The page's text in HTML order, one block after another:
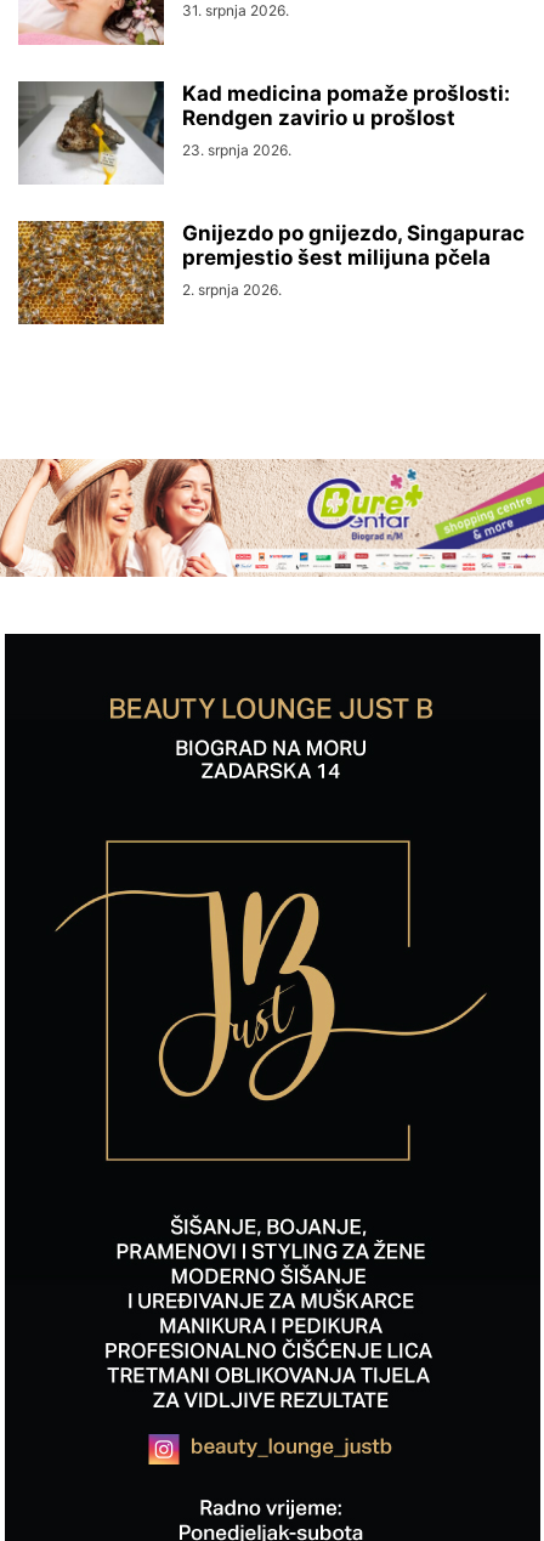
31. srpnja 2026.
Kad medicina pomaže prošlosti:
Rendgen zavirio u prošlost
23. srpnja 2026.
Gnijezdo po gnijezdo, Singapurac
premjestio šest milijuna pčela
2. srpnja 2026.